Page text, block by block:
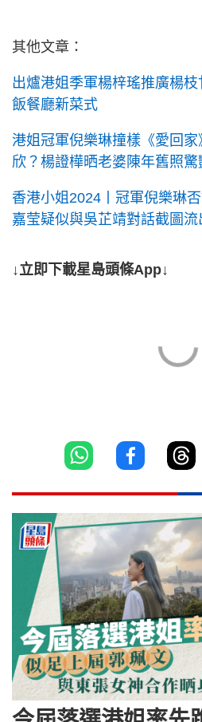
其他文章：
出爐港姐季軍楊梓瑤推廣楊
飯餐廳新菜式
港姐冠軍倪樂琳撞樣《愛回家
欣？楊證樺晒老婆陳年舊照驚
香港小姐2024丨冠軍倪樂琳
嘉莹疑似與吳芷靖對話截圖
↓立即下載星島頭條App↓